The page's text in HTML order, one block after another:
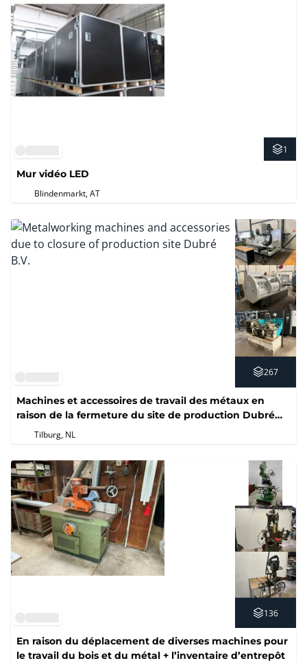
1
Mur vidéo LED
Blindenmarkt, AT
267
Machines et accessoires de travail des métaux en
raison de la fermeture du site de production Dubré
B.V.Tilburg, NL
136
En raison du déplacement de diverses machines pour
le travail du bois et du métal + l’inventaire d’entrepôt